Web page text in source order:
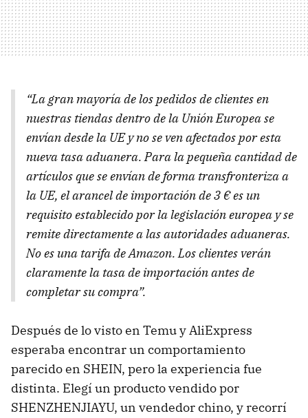
“La gran mayoría de los pedidos de clientes en
nuestras tiendas dentro de la Unión Europea se
envían desde la UE y no se ven afectados por esta
nueva tasa aduanera. Para la pequeña cantidad de
artículos que se envían de forma transfronteriza a
la UE, el arancel de importación de 3 € es un
requisito establecido por la legislación europea y se
remite directamente a las autoridades aduaneras.
No es una tarifa de Amazon. Los clientes verán
claramente la tasa de importación antes de
completar su compra”.
Después de lo visto en Temu y AliExpress
esperaba encontrar un comportamiento
parecido en SHEIN, pero la experiencia fue
distinta. Elegí un producto vendido por
SHENZHENJIAYU, un vendedor chino, y recorrí